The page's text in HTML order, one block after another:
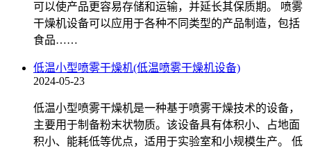
可以使产品更容易存储和运输，并延长其保质期。 喷雾
干燥机设备可以应用于各种不同类型的产品制造，包括
食品……
低温小型喷雾干燥机(低温喷雾干燥机设备)
2024-05-23
低温小型喷雾干燥机是一种基于喷雾干燥技术的设备，
主要用于制备粉末状物质。该设备具有体积小、占地面
积小、能耗低等优点，适用于实验室和小规模生产。 低